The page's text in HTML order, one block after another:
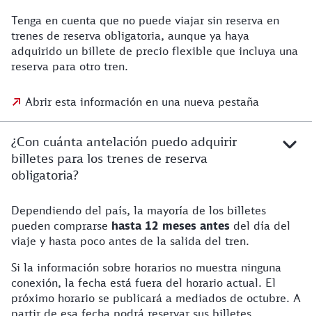
Tenga en cuenta que no puede viajar sin reserva en
trenes de reserva obligatoria, aunque ya haya
adquirido un billete de precio flexible que incluya una
reserva para otro tren.
Abrir esta información en una nueva pestaña
¿Con cuánta antelación puedo adquirir
billetes para los trenes de reserva
obligatoria?
Dependiendo del país, la mayoría de los billetes
pueden comprarse hasta 12 meses antes del día del
viaje y hasta poco antes de la salida del tren.
Si la información sobre horarios no muestra ninguna
conexión, la fecha está fuera del horario actual. El
próximo horario se publicará a mediados de octubre. A
partir de esa fecha podrá reservar sus billetes.